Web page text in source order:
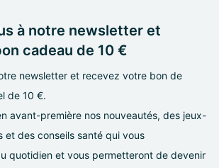
à notre newsletter et
cadeau de 10 €
newsletter et recevez votre bon de
de 10 €.
avant-première nos nouveautés, des jeux-
et des conseils santé qui vous
quotidien et vous permetteront de devenir